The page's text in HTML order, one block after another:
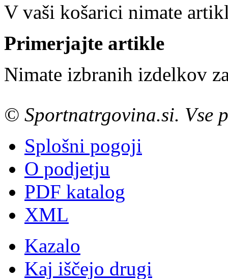
V vaši košarici nimate
Primerjajte artikle
Nimate izbranih izdelkov
© Sportnatrgovina.si. Vse
Splošni pogoji
O podjetju
PDF katalog
XML
Kazalo
Kaj iščejo drugi